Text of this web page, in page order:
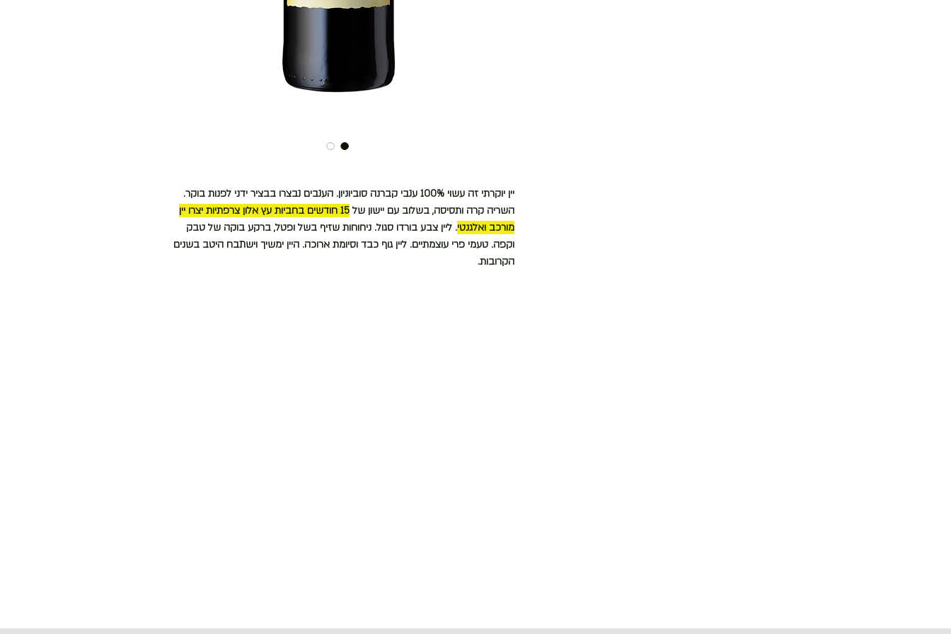
יין יוקרתי זה עשוי 100% ענבי קברנה סוביוניון.
הענבים נבצרו בבציר ידני לפנות בוקר.
השריה קרה ותסיסה, בשלוב עם יישון של
15 חודשים בחביות עץ אלון צרפתיות יצרו יין
מורכב ואלגנטי. ליין צבע בורדו סגול. ניחוחות שזיף בשל ופטל, ברקע בוקה של טבק
וקפה. טעמי פרי עוצמתיים. ליין גוף כבד וסיומת ארוכה. היין ימשיך וישתבח היטב בשנים
הקרובות.